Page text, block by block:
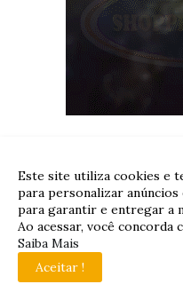
Este site utiliza cookies e
para personalizar
para garantir e entregar a
Ao acessar, você
Saiba Mais
Aceitar !